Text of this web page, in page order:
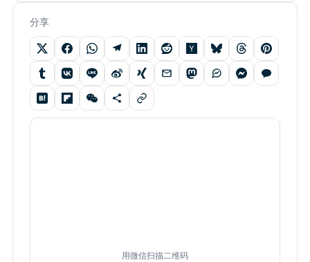
分享
用微信扫描二维码